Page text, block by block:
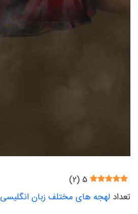
5
(
2
)
تعداد لهجه های مختلف زبان انگلیسی